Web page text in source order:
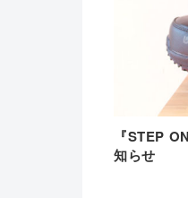
『STEP
知らせ